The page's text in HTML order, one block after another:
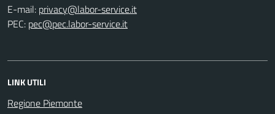
E-mail:
PEC:
LINK UTILI
Regione Piemonte